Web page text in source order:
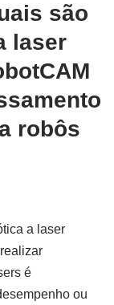
são
laser
robôs
a laser
é
ou